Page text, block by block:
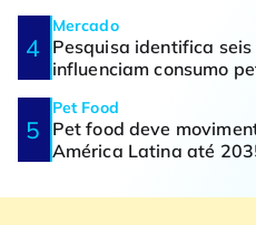
Mercado
Pesquisa identifica
influenciam consumo
Pet Food
Pet food deve
América Latina até